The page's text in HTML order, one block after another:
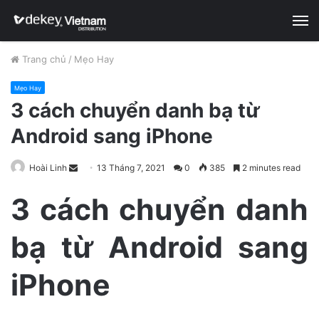
Trang chủ / Mẹo Hay
Mẹo Hay
3 cách chuyển danh bạ từ
Android sang iPhone
Hoài Linh
n
d
a
n
m
13 Tháng 7, 2021 0 385 2 minutes read
3 cách chuyển danh
bạ từ Android sang
iPhone